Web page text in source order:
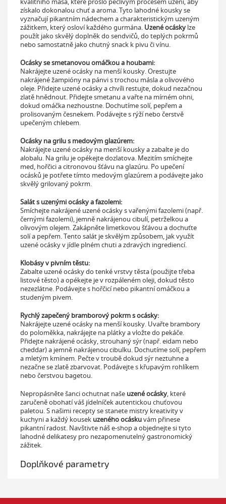
získalo dokonalou chuť a aroma. Tyto lahodné kousky se
vyznačují pikantním nádechem a charakteristickým uzeným
zážitkem, který osloví každého gurmána. Uzené ocásky lze
použít jako skvělý doplněk do sendvičů, do teplých pokrmů
nebo samostatně jako chutný snack k pivu či vínu.
Ocásky se smetanovou omáčkou a houbami:
Nakrájejte uzené ocásky na menší kousky. Orestujte
nakrájené žampióny na pánvi s trochou másla a olivového
oleje. Přidejte uzené ocásky a chvíli restujte, dokud nezačnou
zlatě hnědnout. Přidejte smetanu a vařte na mírném ohni,
dokud omáčka nezhoustne. Dochutíme solí, pepřem a
prolisovaným česnekem. Podávejte s rýží nebo čerstvě
upečeným chlebem.
Ocásky na grilu s medovým glazúrem:
Nakrájejte uzené ocásky na menší kousky a zabalte je do
alobalu. Na grilu je opékejte dozlatova. Mezitím smíchejte
med, hořčici a citronovou šťávu na glazúru. Po upečení
ocásků je potřete tímto medovým glazúrem a podávejte jako
skvělý grilovaný pokrm.
Salát s uzenými ocásky a fazolemi:
Smíchejte nakrájené uzené ocásky s vařenými fazolemi (např.
černými fazolemi), jemně nakrájenou cibulí, petrželkou a
olivovým olejem. Zakápněte limetkovou šťávou a dochuťte
solí a pepřem. Tento salát je skvělým způsobem, jak využít
uzené ocásky v jídle plném chuti a zdravých ingrediencí.
Klobásy v pivním těstu:
Zabalte uzené ocásky do tenké vrstvy těsta (použijte třeba
listové těsto) a opékejte je v rozpáleném oleji, dokud těsto
nezezlátne. Podávejte s hořčicí nebo pikantní omáčkou a
studeným pivem.
Rychlý zapečený bramborový pokrm s ocásky:
Nakrájejte uzené ocásky na menší kousky. Uvařte brambory
do poloměkka, nakrájejte na plátky a vložte do pekáče.
Přidejte nakrájené ocásky, strouhaný sýr (např. eidam nebo
cheddar) a jemně nakrájenou cibulku. Dochutíme solí, pepřem
a mletým kmínem. Pečte v troubě dokud sýr neztuhne a
nezačne se zlatě zbarvovat. Podávejte s křupavým rohlíkem
nebo čerstvou bagetou.
Nepropásněte šanci ochutnat naše uzené ocásky, které
zaručeně obohatí váš jídelníček autentickou chuťovou
paletou. S našimi recepty se stanete mistry kreativity v
kuchyni a každý kousek uzeného ocáskuvám přinese
pikantní radost. Navštivte náš e-shop a objednejte si tyto
lahodné delikatesy pro nezapomenutelný gastronomický
zážitek.
Doplňkové parametry